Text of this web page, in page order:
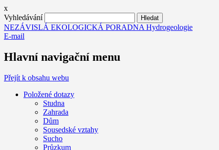
x
Vyhledávání
NEZÁVISLÁ EKOLOGICKÁ PORADNA Hydrogeologie
E-mail
Hlavní navigační menu
Přejít k obsahu webu
Položené dotazy
Studna
Zahrada
Dům
Sousedské vztahy
Sucho
Průzkum